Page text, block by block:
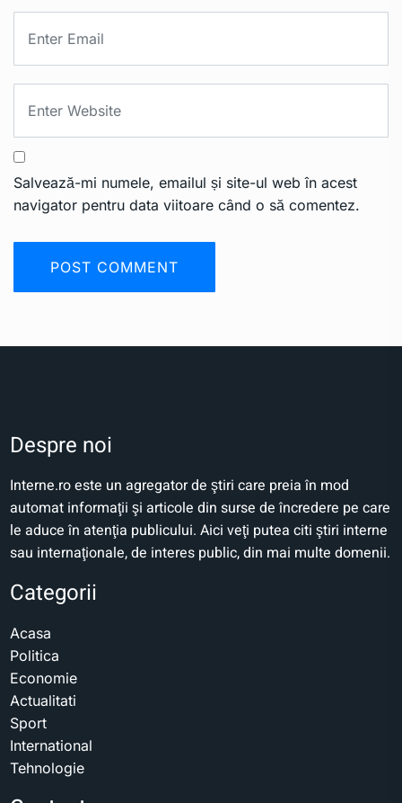
Salvează-mi numele, emailul și site-ul web în acest
navigator pentru data viitoare când o să comentez.
Despre noi
Interne.ro este un agregator de ştiri care preia în mod
automat informaţii şi articole din surse de încredere pe care
le aduce în atenţia publicului. Aici veţi putea citi ştiri interne
sau internaţionale, de interes public, din mai multe domenii.
Categorii
Acasa
Politica
Economie
Actualitati
Sport
International
Tehnologie